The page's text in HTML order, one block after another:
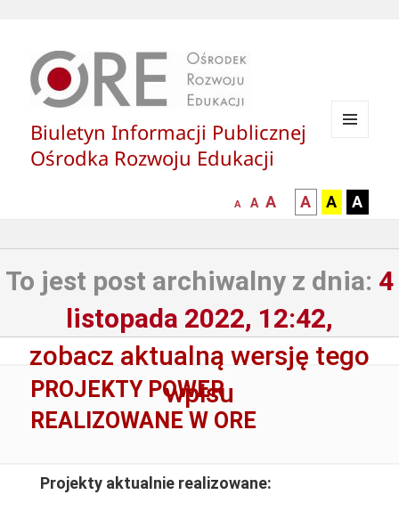
Biuletyn Informacji Publicznej
Ośrodka Rozwoju Edukacji
mniejsza
A
normalna
A
większa-
czcionka
A
kontrast
czarny
białym
A
kontrast
czarny
zółtym
A
żółty
A
To jest post archiwalny z dnia: 4
listopada 2022, 12:42,
zobacz aktualną wersję tego
wpisu
PROJEKTY POWER
REALIZOWANE W ORE
Projekty aktualnie realizowane: